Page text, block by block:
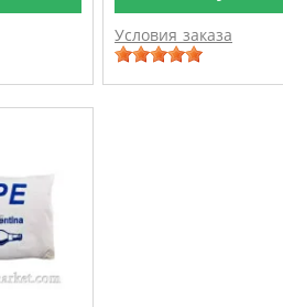
Условия заказа